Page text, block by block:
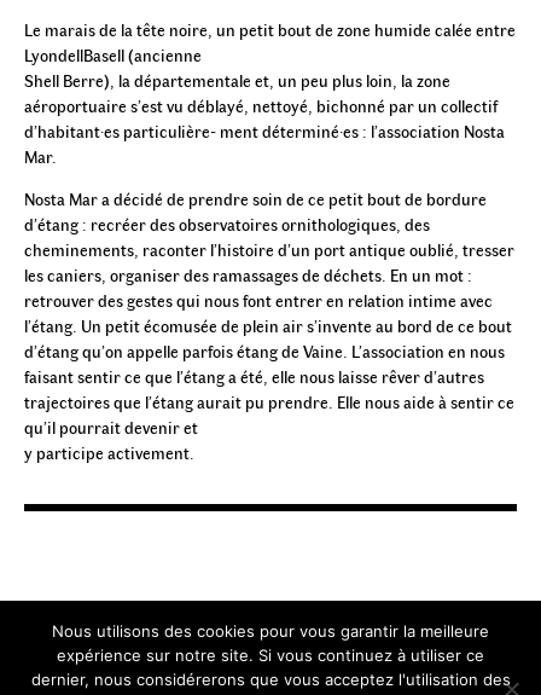
Le marais de la tête noire, un petit bout de zone humide calée entre
LyondellBasell (ancienne
Shell Berre), la départementale et, un peu plus loin, la zone
aéroportuaire s’est vu déblayé, nettoyé, bichonné par un collectif
d’habitant·es particulière- ment déterminé·es : l’association Nosta
Mar.
Nosta Mar a décidé de prendre soin de ce petit bout de bordure
d’étang : recréer des observatoires ornithologiques, des
cheminements, raconter l’histoire d’un port antique oublié, tresser
les caniers, organiser des ramassages de déchets. En un mot :
retrouver des gestes qui nous font entrer en relation intime avec
l’étang. Un petit écomusée de plein air s’invente au bord de ce bout
d’étang qu’on appelle parfois étang de Vaine. L’association en nous
faisant sentir ce que l’étang a été, elle nous laisse rêver d’autres
trajectoires que l’étang aurait pu prendre. Elle nous aide à sentir ce
qu’il pourrait devenir et
y participe activement.
Nous utilisons des cookies pour vous garantir la meilleure
expérience sur notre site. Si vous continuez à utiliser ce
dernier, nous considérerons que vous acceptez l'utilisation des